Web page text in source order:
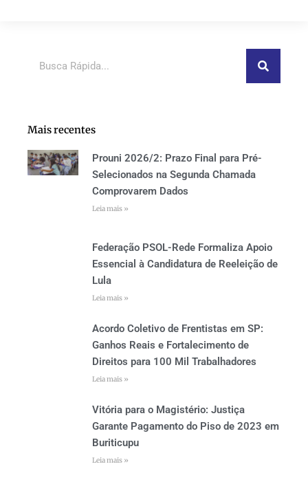
Mais recentes
Prouni 2026/2: Prazo Final para Pré-
Selecionados na Segunda Chamada
Comprovarem Dados
Leia mais »
Federação PSOL-Rede Formaliza Apoio
Essencial à Candidatura de Reeleição de
Lula
Leia mais »
Acordo Coletivo de Frentistas em SP:
Ganhos Reais e Fortalecimento de
Direitos para 100 Mil Trabalhadores
Leia mais »
Vitória para o Magistério: Justiça
Garante Pagamento do Piso de 2023 em
Buriticupu
Leia mais »